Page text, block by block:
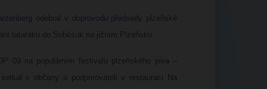
odebral v doprovodu předsedy plzeňské
tataráku do Soběsuk na jižním Plzeňsku.
09 na populárním festivalu plzeňského piva –
s občany a podporovateli v restauraci Na